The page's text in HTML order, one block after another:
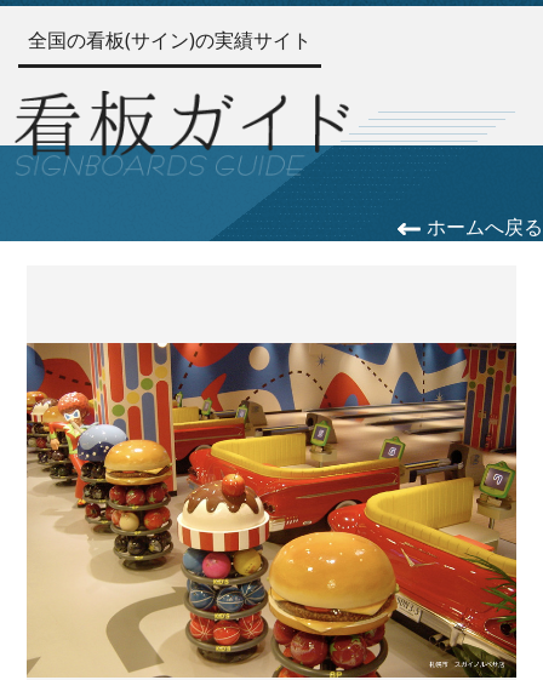
全国の看板(サイン)の実績サイト
ホームへ戻る